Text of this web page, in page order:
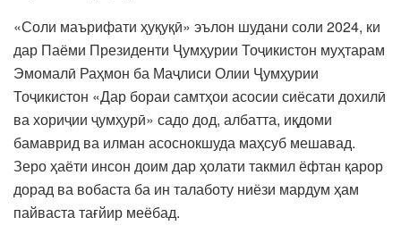
«Соли маърифати ҳуқуқӣ» эълон шудани соли 2024, ки
дар Паёми Президенти Ҷумҳурии Тоҷикистон муҳтарам
Эмомалӣ Раҳмон ба Маҷлиси Олии Ҷумҳурии
Тоҷикистон «Дар бораи самтҳои асосии сиёсати дохилӣ
ва хориҷии ҷумҳурӣ» садо дод, албатта, иқдоми
бамаврид ва илман асоснокшуда маҳсуб мешавад.
Зеро ҳаёти инсон доим дар ҳолати такмил ёфтан қарор
дорад ва вобаста ба ин талаботу ниёзи мардум ҳам
пайваста тағйир меёбад.